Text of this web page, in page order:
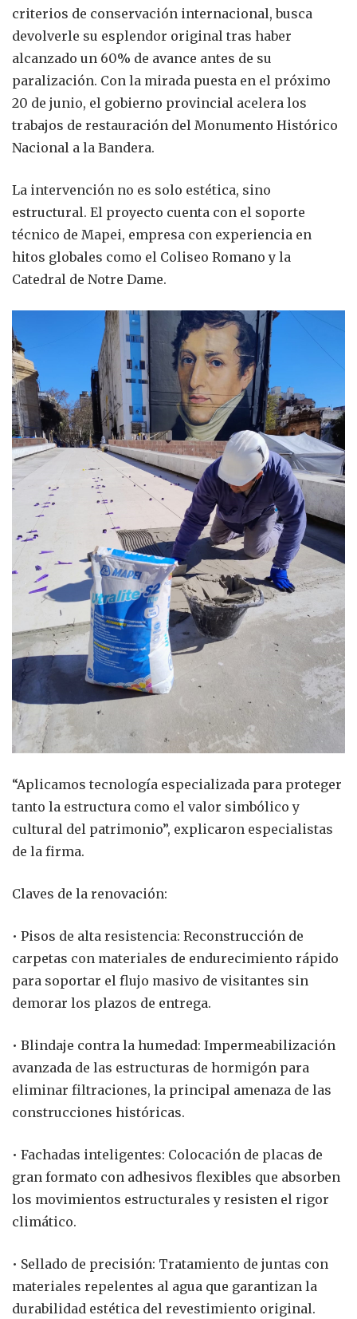
criterios de conservación internacional, busca
devolverle su esplendor original tras haber
alcanzado un 60% de avance antes de su
paralización. Con la mirada puesta en el próximo
20 de junio, el gobierno provincial acelera los
trabajos de restauración del Monumento Histórico
Nacional a la Bandera.
La intervención no es solo estética, sino
estructural. El proyecto cuenta con el soporte
técnico de Mapei, empresa con experiencia en
hitos globales como el Coliseo Romano y la
Catedral de Notre Dame.
“Aplicamos tecnología especializada para proteger
tanto la estructura como el valor simbólico y
cultural del patrimonio”, explicaron especialistas
de la firma.
Claves de la renovación:
• Pisos de alta resistencia: Reconstrucción de
carpetas con materiales de endurecimiento rápido
para soportar el flujo masivo de visitantes sin
demorar los plazos de entrega.
• Blindaje contra la humedad: Impermeabilización
avanzada de las estructuras de hormigón para
eliminar filtraciones, la principal amenaza de las
construcciones históricas.
• Fachadas inteligentes: Colocación de placas de
gran formato con adhesivos flexibles que absorben
los movimientos estructurales y resisten el rigor
climático.
• Sellado de precisión: Tratamiento de juntas con
materiales repelentes al agua que garantizan la
durabilidad estética del revestimiento original.